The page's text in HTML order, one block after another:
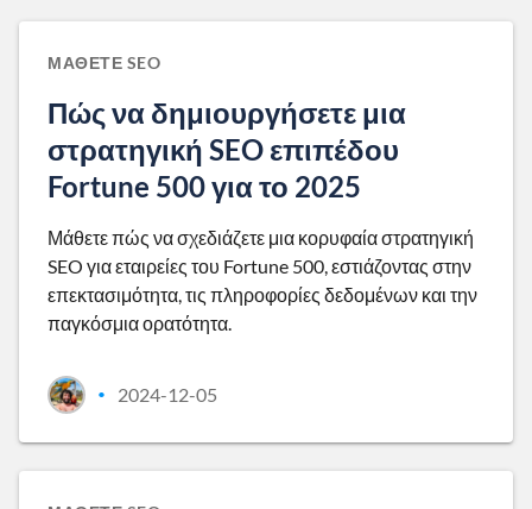
ΜΆΘΕΤΕ SEO
Πώς να δημιουργήσετε μια
στρατηγική SEO επιπέδου
Fortune 500 για το 2025
Μάθετε πώς να σχεδιάζετε μια κορυφαία στρατηγική
SEO για εταιρείες του Fortune 500, εστιάζοντας στην
επεκτασιμότητα, τις πληροφορίες δεδομένων και την
παγκόσμια ορατότητα.
• 2024-12-05